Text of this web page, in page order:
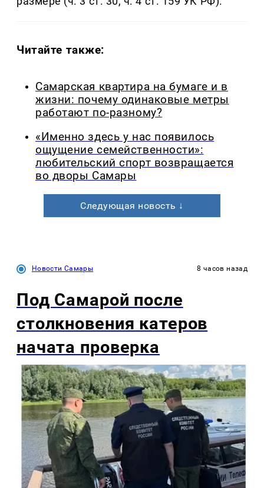
Читайте также:
Самарская квартира на бумаге и в
жизни: почему одинаковые метры
работают по-разному?
«Именно здесь у нас появилось
ощущение семейственности»:
любительский спорт возвращается
во дворы Самары
Следующая новость ↓
Новости Самары 8 часов назад
Под Самарой после
столкновения катеров
начата проверка